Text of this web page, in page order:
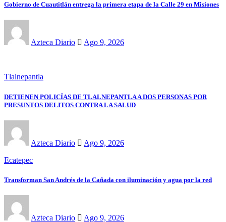
Gobierno de Cuautitlán entrega la primera etapa de la Calle 29 en Misiones
Azteca Diario Ago 9, 2026
Tlalnepantla
DETIENEN POLICÍAS DE TLALNEPANTLA A DOS PERSONAS POR
PRESUNTOS DELITOS CONTRA LA SALUD
Azteca Diario
Ago 9, 2026
Ecatepec
Transforman San Andrés de la Cañada con iluminación y agua por la red
Azteca Diario Ago 9, 2026